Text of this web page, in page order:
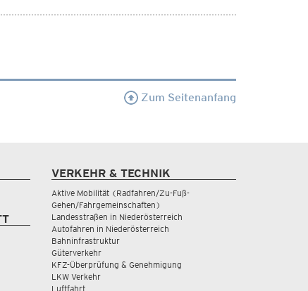
Zum Seitenanfang
VERKEHR & TECHNIK
Aktive Mobilität (Radfahren/Zu-Fuß-
Gehen/Fahrgemeinschaften)
Landesstraßen in Niederösterreich
Autofahren in Niederösterreich
Bahninfrastruktur
Güterverkehr
KFZ-Überprüfung & Genehmigung
LKW Verkehr
Luftfahrt